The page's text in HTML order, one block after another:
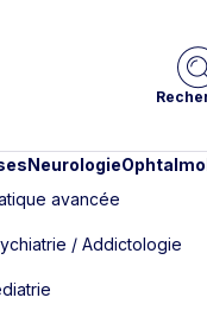
Neurologie
avancée
/ Addictologie